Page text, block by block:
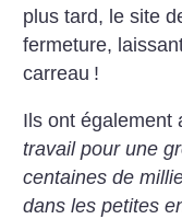
plus tard, le site
fermeture,
carreau !
Ils ont également
travailpour une
centaines de
dans les petites